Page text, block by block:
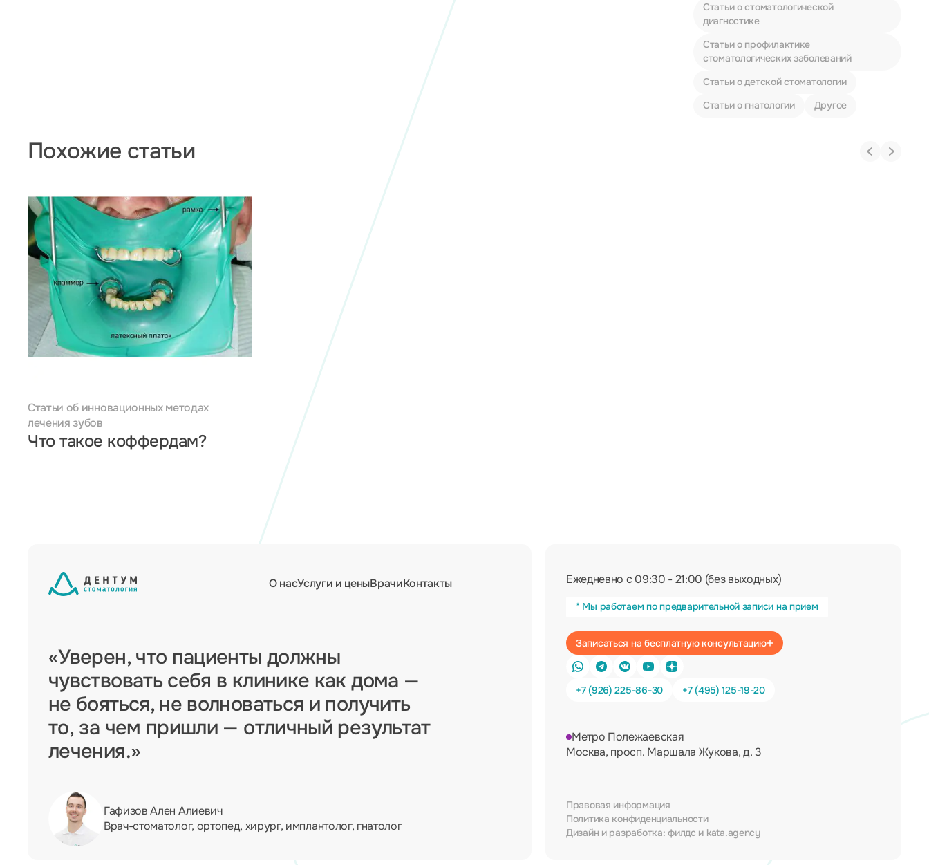
Статьи о стоматологической
диагностике
Статьи о профилактике
стоматологических заболеваний
Статьи о детской стоматологии
Статьи о гнатологии
Другое
Похожие статьи
Статьи об инновационных методах
лечения зубов
Что такое коффердам?
О насУслуги и ценыВрачиКонтакты
«Уверен, что пациенты должны
чувствовать себя в клинике как дома —
не бояться, не волноваться и получить
то, за чем пришли — отличный результат
лечения.»
Гафизов Ален Алиевич
Врач-стоматолог, ортопед, хирург, имплантолог, гнатолог
Ежедневно с 09:30 - 21:00 (без выходных)
* Мы работаем по предварительной записи на прием
Записаться на бесплатную консультацию
+7 (926) 225-86-30 +7 (495) 125-19-20
Метро Полежаевская
Москва, просп. Маршала Жукова, д. 3
Правовая информация
Политика конфиденциальности
Дизайн и разработка:филдс и kata.agency